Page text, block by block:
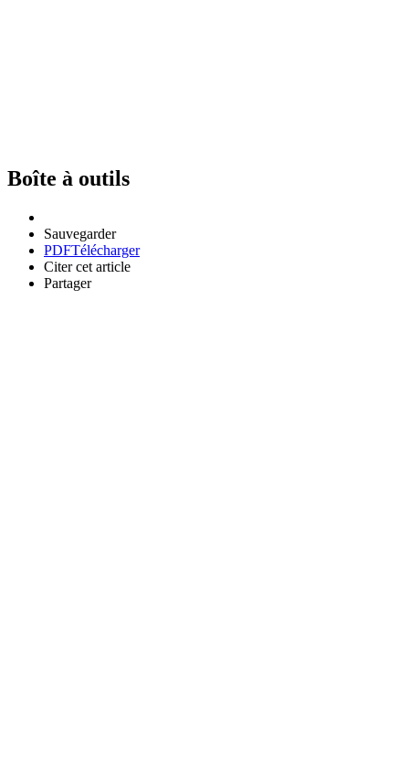
Boîte à outils
Sauvegarder
PDFTélécharger
Citer cet article
Partager